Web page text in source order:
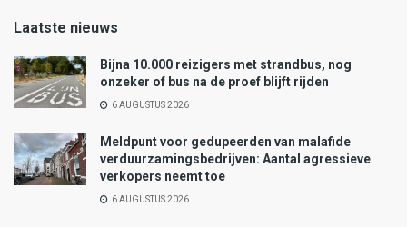
Laatste nieuws
Bijna 10.000 reizigers met strandbus, nog
onzeker of bus na de proef blijft rijden
6 AUGUSTUS 2026
Meldpunt voor gedupeerden van malafide
verduurzamingsbedrijven: Aantal agressieve
verkopers neemt toe
6 AUGUSTUS 2026